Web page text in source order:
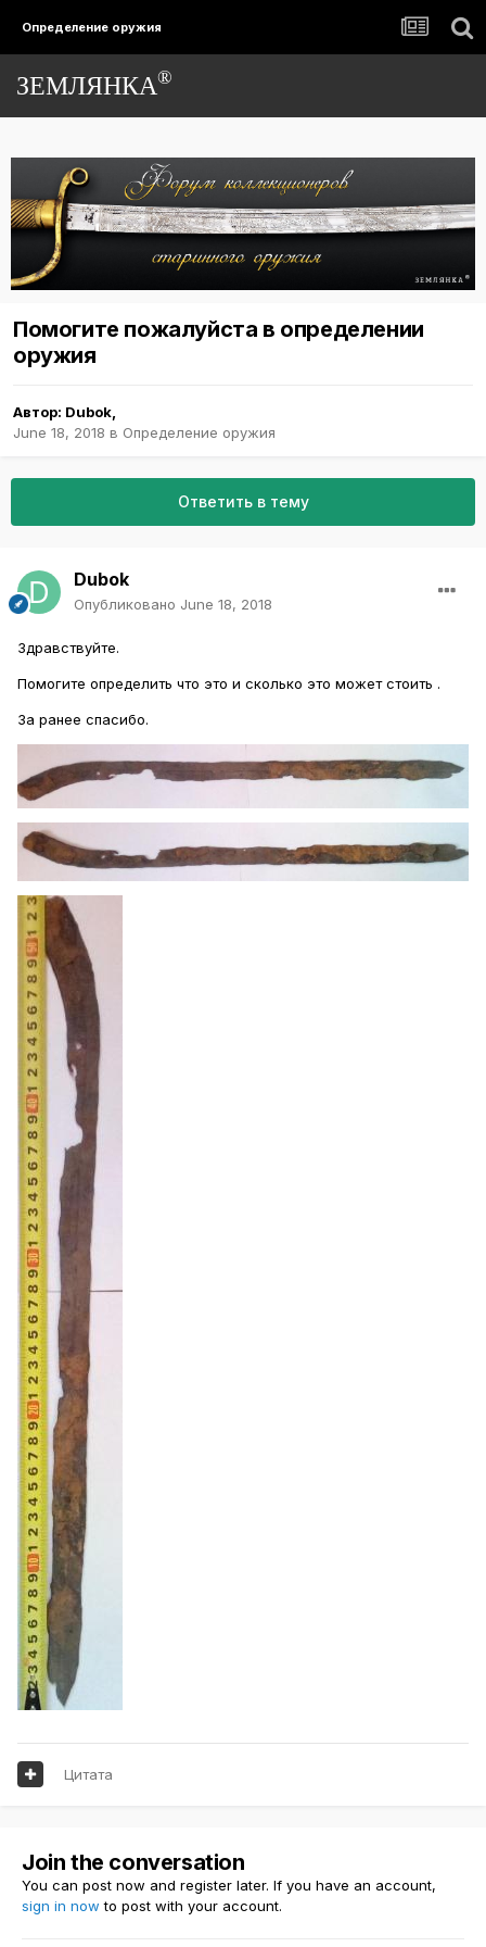
Определение оружия
ЗЕМЛЯНКА®
Помогите пожалуйста в определении
оружия
Автор: Dubok
June 18, 2018 в Определение оружия
Ответить в тему
Dubok
Опубликовано June 18, 2018
Здравствуйте.
Помогите определить что это и сколько это может стоить .
За ранее спасибо.
Цитата
Join the conversation
You can post now and register later. If you have an account,
sign in now to post with your account.